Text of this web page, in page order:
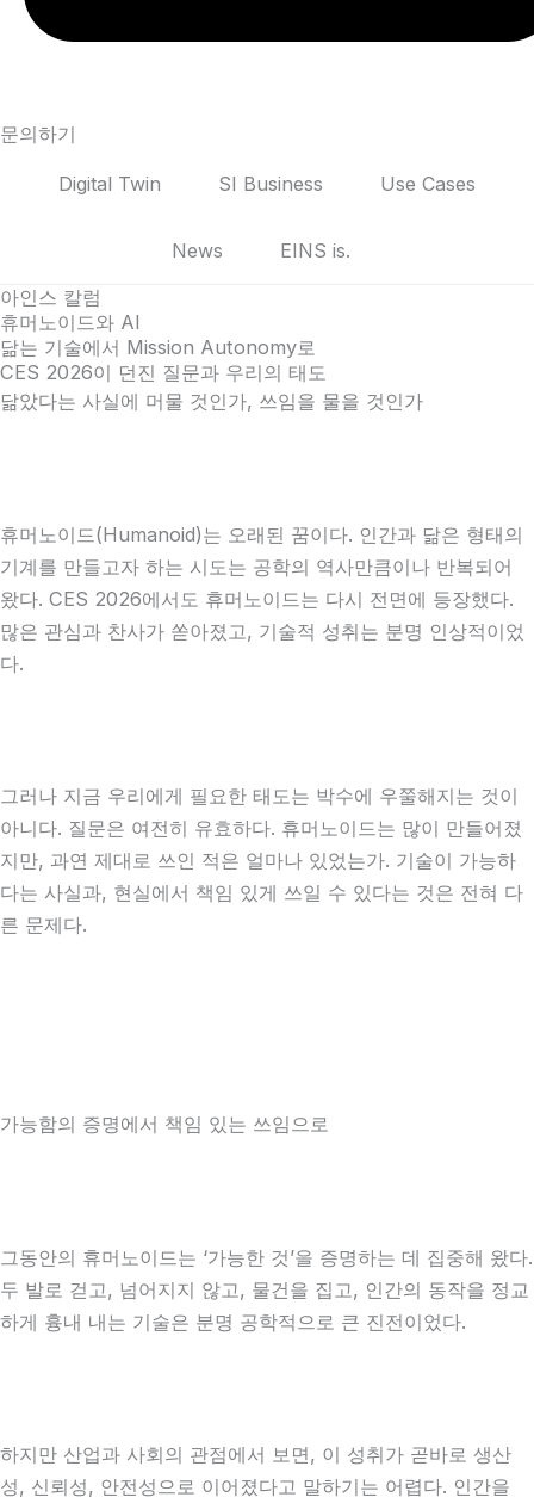
문의하기
Digital Twin SI Business Use Cases
News
EINS is.
아인스 칼럼
휴머노이드와 AI
닮는 기술에서 Mission Autonomy로
CES 2026이 던진 질문과 우리의 태도
닮았다는 사실에 머물 것인가, 쓰임을 물을 것인가
휴머노이드(Humanoid)는 오래된 꿈이다. 인간과 닮은 형태의
기계를 만들고자 하는 시도는 공학의 역사만큼이나 반복되어
왔다. CES 2026에서도 휴머노이드는 다시 전면에 등장했다.
많은 관심과 찬사가 쏟아졌고, 기술적 성취는 분명 인상적이었
다.
그러나 지금 우리에게 필요한 태도는 박수에 우쭐해지는 것이
아니다. 질문은 여전히 유효하다. 휴머노이드는 많이 만들어졌
지만, 과연 제대로 쓰인 적은 얼마나 있었는가. 기술이 가능하
다는 사실과, 현실에서 책임 있게 쓰일 수 있다는 것은 전혀 다
른 문제다.
가능함의 증명에서 책임 있는 쓰임으로
그동안의 휴머노이드는 ‘가능한 것’을 증명하는 데 집중해 왔다.
두 발로 걷고, 넘어지지 않고, 물건을 집고, 인간의 동작을 정교
하게 흉내 내는 기술은 분명 공학적으로 큰 진전이었다.
하지만 산업과 사회의 관점에서 보면, 이 성취가 곧바로 생산
성, 신뢰성, 안전성으로 이어졌다고 말하기는 어렵다. 인간을